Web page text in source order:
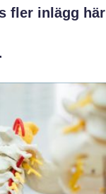
fler inlägg här